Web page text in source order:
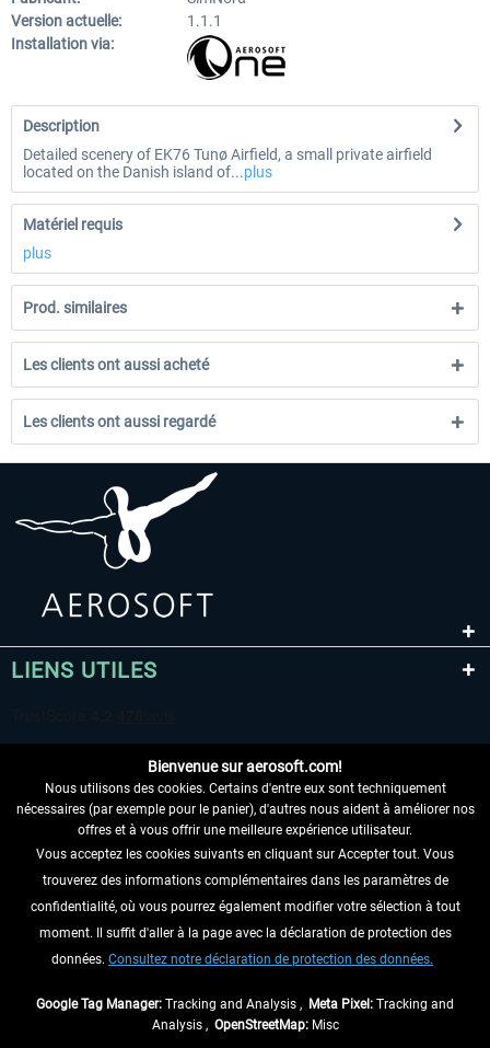
Version actuelle:
1.1.1
Installation via:
Description
Detailed scenery of EK76 Tunø Airfield, a small private airfield
located on the Danish island of...plus
Matériel requis
plus
Prod. similaires
Les clients ont aussi acheté
Les clients ont aussi regardé
LIENS UTILES
RENONCER AU CONTRAT ICI
INFORMATIONS
NE MANQUEZ PAS LES DERNIÈRES
Bienvenue sur aerosoft.com!
Nous utilisons des cookies. Certains d'entre eux sont techniquement
nécessaires (par exemple pour le panier), d'autres nous aident à améliorer nos
offres et à vous offrir une meilleure expérience utilisateur.
Vous acceptez les cookies suivants en cliquant sur Accepter tout. Vous
trouverez des informations complémentaires dans les paramètres de
confidentialité, où vous pourrez également modifier votre sélection à tout
moment. Il suffit d'aller à la page avec la déclaration de protection des
données. Consultez notre déclaration de protection des données.
Google Tag Manager: Tracking and Analysis , Meta Pixel: Tracking and
Analysis , OpenStreetMap:Misc